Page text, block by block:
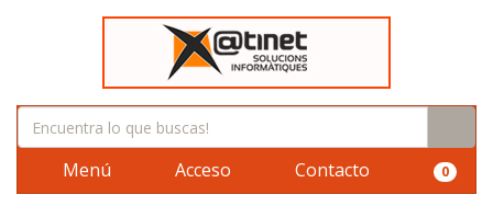
Menú Acceso Contacto 0